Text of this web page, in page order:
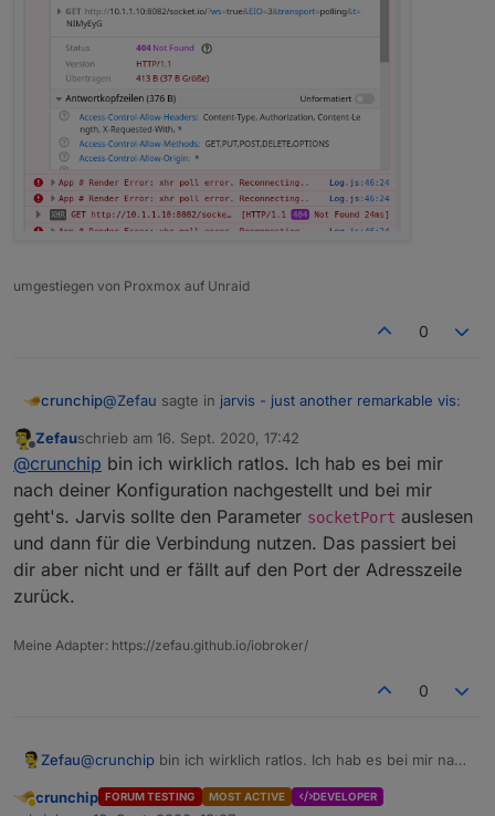
umgestiegen von Proxmox auf Unraid
0
crunchip@Zefau sagte in jarvis - just another remarkable vis:
Sowohl dein Web-Adapter als auch socket
laufen ohne Verschlüsselung
ja siehe Screen
https://forum.iobroker.net/post/489029
@Zefausagte injarvis - just another remarkable vis
probier ich dann aus
jarvis - just another remarkable vis
Die Kachel in ioBroker sollte eine URL öffnen
Zefauschrieb am 16. Sept. 2020, 17:42
zuletzt editiert von
@crunchip bin ich wirklich ratlos. Ich hab es bei mir
nach deiner Konfiguration nachgestellt und bei mir
geht's. Jarvis sollte den Parameter socketPort auslesen
und dann für die Verbindung nutzen. Das passiert bei
dir aber nicht und er fällt auf den Port der Adresszeile
zurück.
Meine Adapter: https://zefau.github.io/iobroker/
0
Zefau@crunchip bin ich wirklich ratlos. Ich hab es bei mir nach
Jarvis sollte den ParametersocketPortauslesen und
crunchip FORUM TESTING MOST ACTIVE DEVELOPER